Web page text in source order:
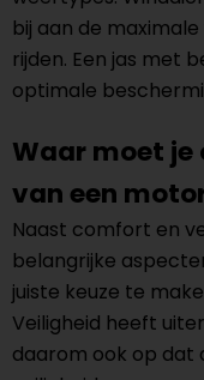
bij aan de
rijden. Een jas met
optimale
Waar moet je
van een
Naast comfort en
belangrijke
juiste keuze te
Veiligheid heeft
daarom ook op dat